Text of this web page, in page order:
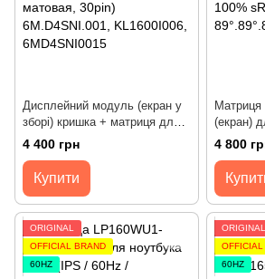
Дисплейний модуль (екран у
зборі) кришка + матриця для
ноутбуків Acer Swift Lite
SFL16-31P (16.0" IPS 60Hz
1920×1080, матова, 30pin)
[KL1600I006] Оригінал
4 400 грн
Купити
Матриця
(екран)
(IPS /
WUXGA
(0.5mm)
100%
Оригінал
4 800
ORIGINAL
OFFICIAL BRAND
60HZ
ORIGINAL
OFFICIAL
60HZ